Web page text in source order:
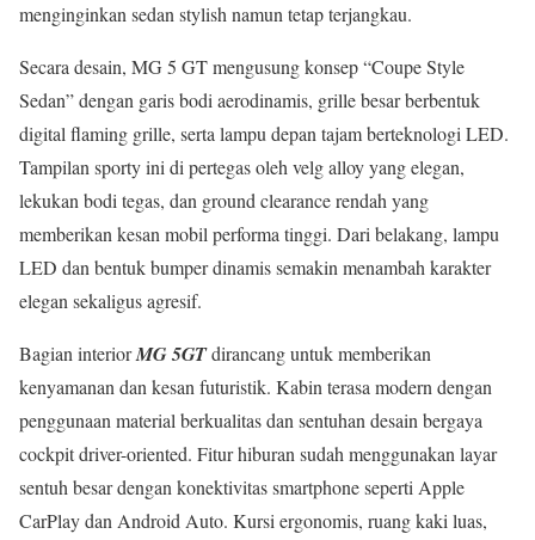
menginginkan sedan stylish namun tetap terjangkau.
Secara desain, MG 5 GT mengusung konsep “Coupe Style
Sedan” dengan garis bodi aerodinamis, grille besar berbentuk
digital flaming grille, serta lampu depan tajam berteknologi LED.
Tampilan sporty ini di pertegas oleh velg alloy yang elegan,
lekukan bodi tegas, dan ground clearance rendah yang
memberikan kesan mobil performa tinggi. Dari belakang, lampu
LED dan bentuk bumper dinamis semakin menambah karakter
elegan sekaligus agresif.
Bagian interiorMG 5GTdirancang untuk memberikan
kenyamanan dan kesan futuristik. Kabin terasa modern dengan
penggunaan material berkualitas dan sentuhan desain bergaya
cockpit driver-oriented. Fitur hiburan sudah menggunakan layar
sentuh besar dengan konektivitas smartphone seperti Apple
CarPlay dan Android Auto. Kursi ergonomis, ruang kaki luas,